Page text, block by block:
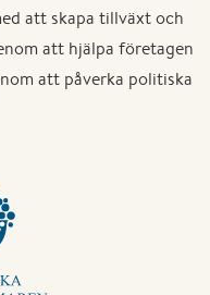
att skapa tillväxt och
att hjälpa företagen
att påverka politiska